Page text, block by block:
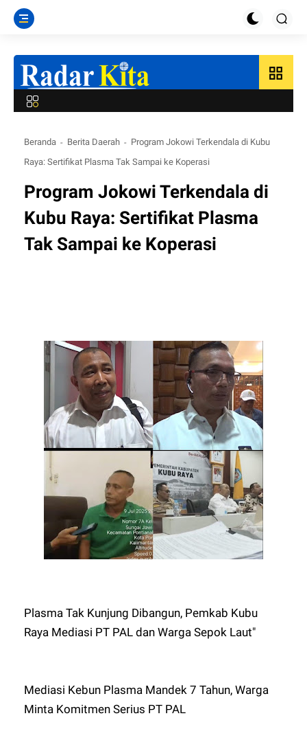
grid_view
Beranda Berita Daerah
Program Jokowi Terkendala di Kubu
Raya: Sertifikat Plasma Tak Sampai ke Koperasi
Program Jokowi Terkendala di
Kubu Raya: Sertifikat Plasma
Tak Sampai ke Koperasi
Plasma Tak Kunjung Dibangun, Pemkab Kubu
Raya Mediasi PT PAL dan Warga Sepok Laut"
Mediasi Kebun Plasma Mandek 7 Tahun, Warga
Minta Komitmen Serius PT PAL